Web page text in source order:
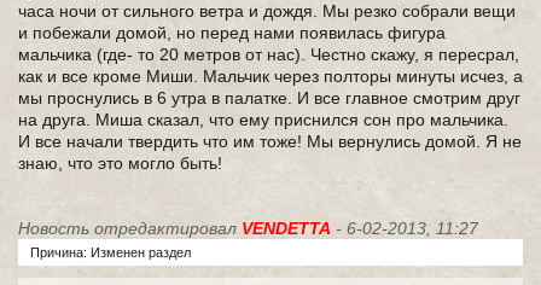
часа ночи от сильного ветра и дождя. Мы резко собрали вещи
и побежали домой, но перед нами появилась фигура
мальчика (где- то 20 метров от нас). Честно скажу, я пересрал,
как и все кроме Миши. Мальчик через полторы минуты исчез, а
мы проснулись в 6 утра в палатке. И все главное смотрим друг
на друга. Миша сказал, что ему приснился сон про мальчика.
И все начали твердить что им тоже! Мы вернулись домой. Я не
знаю, что это могло быть!
Новость отредактировал VENDETTA - 6-02-2013, 11:27
Причина: Изменен раздел